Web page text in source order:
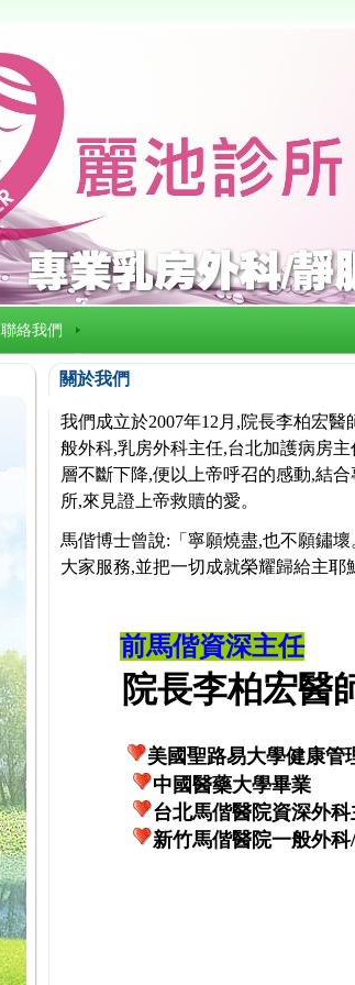
聯絡我們
關於我們
我們成立於2007年12月,院長李柏宏
般外科,乳房外科主任,台北加護病房
層不斷下降,便以上帝呼召的感動,結
所,來見證上帝救贖的愛。
馬偕博士曾說:「寧願燒盡,也不願鏽
大家服務,並把一切成就榮耀歸給主耶
前馬偕資深主任
院長李柏宏醫
美國聖路易大學健康管
中國醫藥大學畢業
台北馬偕醫院資深外
新竹馬偕醫院一般外